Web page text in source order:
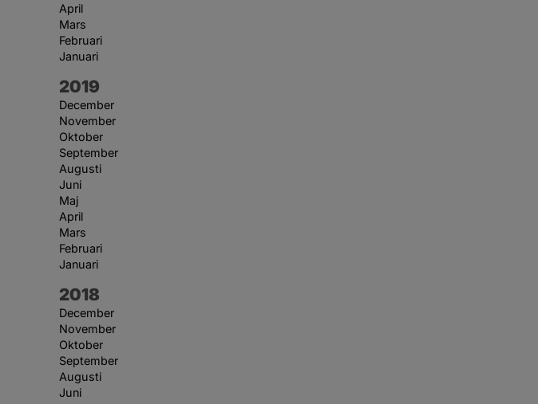
April
Mars
Februari
Januari
År:
2019
December
November
Oktober
September
Augusti
Juni
Maj
April
Mars
Februari
Januari
År:
2018
December
November
Oktober
September
Augusti
Juni